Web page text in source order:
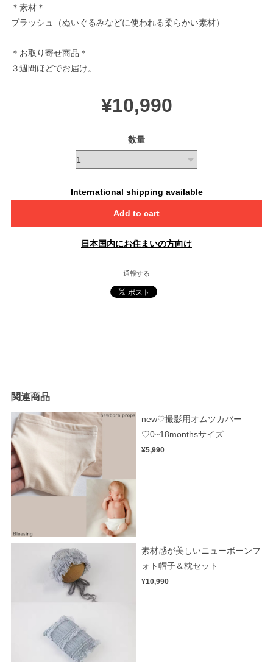
＊素材＊
プラッシュ（ぬいぐるみなどに使われる柔らかい素材）
＊お取り寄せ商品＊
３週間ほどでお届け。
¥10,990
数量
International shipping available
Add to cart
日本国内にお住まいの方向け
通報する
関連商品
new♡撮影用オムツカバー
♡0~18monthsサイズ
¥5,990
素材感が美しいニューボーンフ
ォト帽子＆枕セット
¥10,990